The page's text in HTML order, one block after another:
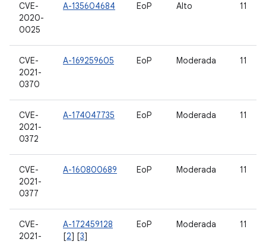
CVE-
2020-
0025
A-135604684 EoP Alto 11
CVE-
2021-
0370
A-169259605 EoP Moderada 11
CVE-
2021-
0372
A-174047735 EoP Moderada 11
CVE-
2021-
0377
A-160800689 EoP Moderada 11
CVE-
2021-
A-172459128
[2] [3]
EoP Moderada 11